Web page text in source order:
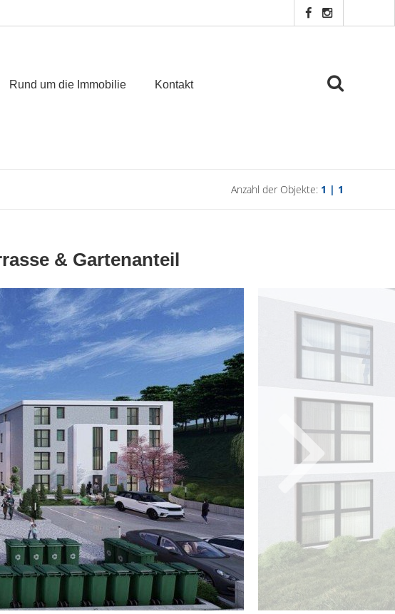
Rund um die Immobilie Kontakt
Anzahl der Objekte: 1 | 1
& Gartenanteil